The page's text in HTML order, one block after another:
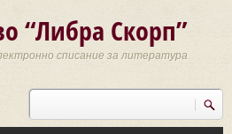
“Либра Скорп”
списание за литература
Търси